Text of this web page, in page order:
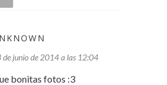
de junio de 2014 a las 12:04
bonitas fotos :3